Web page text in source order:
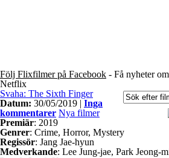
Följ Flixfilmer på Facebook - Få nyheter
Netflix
Svaha: The Sixth Finger
Datum: 30/05/2019 | Inga
kommentarer Nya filmer
Premiär: 2019
Genrer: Crime, Horror, Mystery
Regissör: Jang Jae-hyun
Medverkande: Lee Jung-jae, Park Jeong-